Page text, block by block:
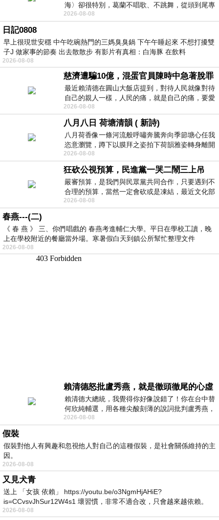
海〉卻很特別，葛蘭不唱歌、不跳舞，從頭到尾專
心演戲。拍攝期間，經常工作超過12個鐘
2026-08-08
日記0808
早上很現世安穩 中午吃碗熱門的三媽臭臭鍋 下午午睡起來 不想打擾雙
子J 做家事的節奏 出去散散步 有影片有真相：白海豚 在飲料
2026-08-08
慈濟遭騙10億，混蛋官員陳時中急著脫罪
最近賴清德在圓山大飯店提到，對待人民就像對待
自己的親人一樣，人民的痛，就是自己的痛，要愛
民如親，說的這麼好聽，實際上根本沒做
2026-08-08
八月八日 荷塘清韻 ( 新詩)
八月荷香像一條河流般呼嘯奔騰奔向季節塘心任我
恣意瀏覽，蹲下以膜拜之姿拍下荷韻雅姿轉身離開
時我把美麗的遐想掛在亭亭葉柄上盼望
2026-08-08
狂砍公視預算，民進黨一哭二鬧三上吊
嚴審預算，是我們與民眾黨共同合作，只要遇到不
合理的預算，當然一定會砍或是凍結，最近文化部
要編列公視和Taiwan plus預算，在110年
2026-08-08
春燕---(二)
《 春 燕 》 三、你們唱戲的 春燕考進輔仁大學。平日在學校工讀，晚
上在學校附近的餐廳當外場。寒暑假白天到鎮公所幫忙整理文件
2026-08-08
賴清德怒批盧秀燕，就是徹頭徹尾的心虛
賴清德大總統，我覺得你好像說錯了！你在台中替
何欣純輔選，用各種尖酸刻薄的說詞批判盧秀燕，
罵她施政滿意度輸給陳其邁，甚至還說盧
2026-08-08
假裝
假裝對他人有興趣和忽視他人對自己的這種假裝，是社會關係維持的主
因。
2026-08-08
又見犬青
送上 「女孩 依賴」 https://youtu.be/o3NgmHjAHiE?
is=CCvsvJhSur12W4s1 壞習慣，非常不適合改，只會越來越依賴。
我害怕的
2026-08-08